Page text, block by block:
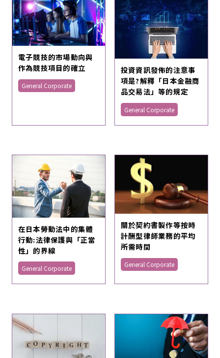
電子競技的市場動向與
作為競技項目的確立
General Corporate
投資資訊發佈的注意事
項是?解釋「日本金融商
品交易法」等的規定
General Corporate
在日本勞動法中的集體
行動:法律保護與「正當
性」的界線
General Corporate
關於契約書製作等按時
計酬型律師業務的平均
所需時間
General Corporate